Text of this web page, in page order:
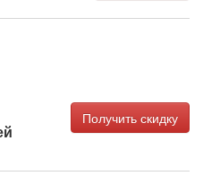
Получить скидку